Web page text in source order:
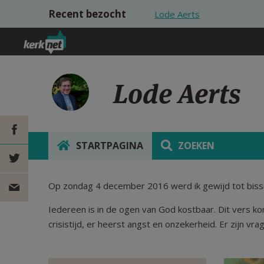
Overslaan en naar de inhoud gaan
Recent bezocht Lode Aerts
Lode Aerts
STARTPAGINA ZOEKEN
Op zondag 4 december 2016 werd ik gewijd tot
Iedereen is in de ogen van God kostbaar. Dit vers
crisistijd, er heerst angst en onzekerheid. Er zijn
DEEL OP
FACEBOOK
DEEL OP